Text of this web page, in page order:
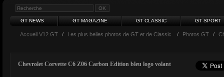
GT NEWS GT MAGAZINE GT CLASSIC GT SPORT
Accueil V12 GT / Les plus belles photos de GT et de Classic. / Photos GT /
Chevrolet Corvette C6 Z06 Carbon Edition bleu logo volant